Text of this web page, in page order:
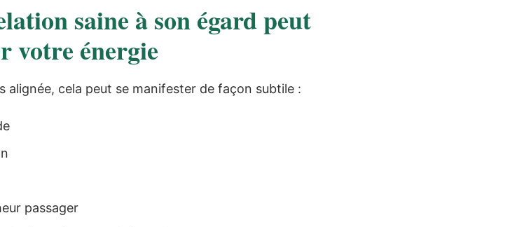
saine à son égard peut
votre énergie
cela peut se manifester de façon subtile :
passager